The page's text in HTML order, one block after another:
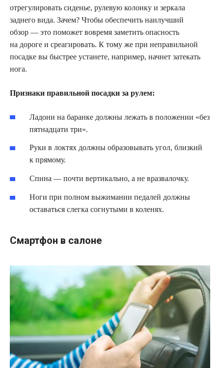
отрегулировать сиденье, рулевую колонку и зеркала
заднего вида. Зачем? Чтобы обеспечить наилучший
обзор — это поможет вовремя заметить опасность
на дороге и среагировать. К тому же при неправильной
посадке вы быстрее устанете, например, начнет затекать
нога.
Признаки правильной посадки за рулем:
Ладони на баранке должны лежать в положении «без
пятнадцати три».
Руки в локтях должны образовывать угол, близкий
к прямому.
Спина — почти вертикально, а не вразвалочку.
Ноги при полном выжимании педалей должны
оставаться слегка согнутыми в коленях.
Смартфон в салоне